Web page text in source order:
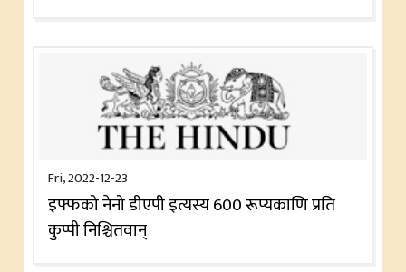
Fri, 2022-12-23
इफ्फको नेनो डीएपी इत्यस्य 600 रूप्यकाणि प्रति
कुप्पी निश्चितवान्